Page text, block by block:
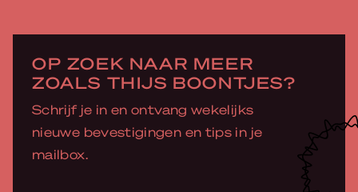
OP ZOEK NAAR MEER
ZOALS THIJS BOONTJES?
Schrijf je in en ontvang wekelijks
nieuwe bevestigingen en tips in je
mailbox.